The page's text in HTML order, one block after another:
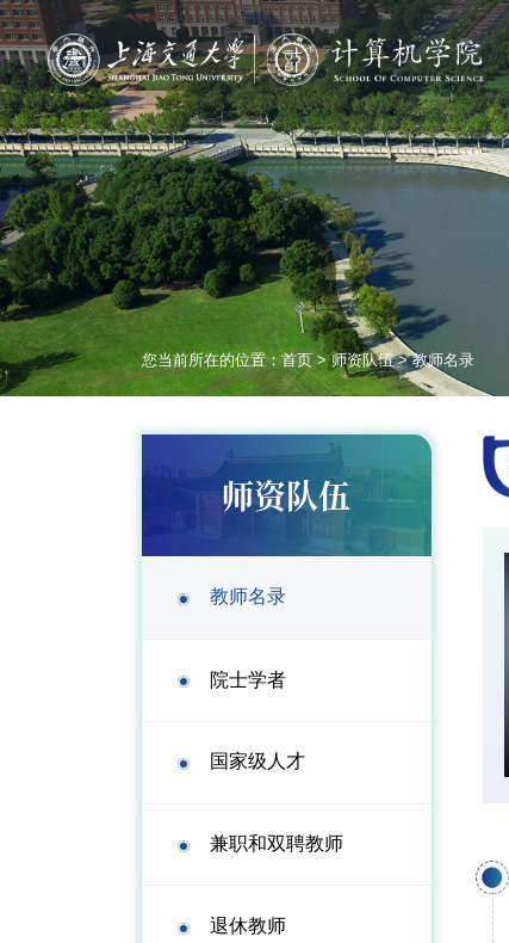
您当前所在的位置： 首页>师资队伍>教师名录
师资队伍
教师名录
院士学者
国家级人才
兼职和双聘教师
退休教师